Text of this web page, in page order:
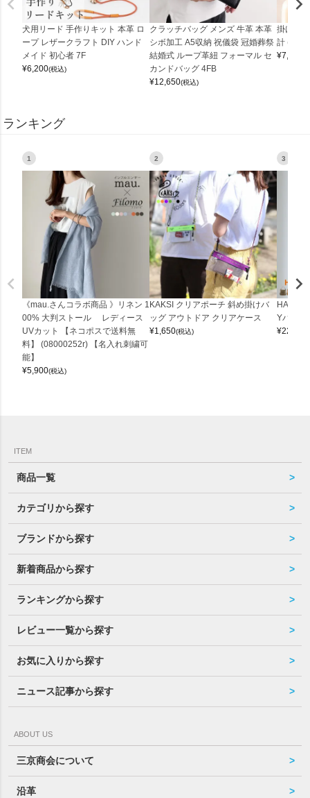
犬用リード 手作りキット 本革 ロ
ープ レザークラフト DIY ハンド
メイド 初心者 7F
¥6,200(税込)
クラッチバッグ メンズ 牛革 本革
シボ加工 A5収納 祝儀袋 冠婚葬祭
結婚式 ループ革紐 フォーマル セ
カンドバッグ 4FB
¥12,650(税込)
掛け時
計
¥7,150
ランキング
1
《mau.さんコラボ商品 》リネン 1
00% 大判ストール レディース
UVカット 【ネコポスで送料無
料】 (08000252r) 【名入れ刺繍可
能】
¥5,900(税込)
2
KAKSI クリアポーチ 斜め掛けバ
ッグ アウトドア クリアケース
¥1,650(税込)
3
Yバッグ
¥22,000
ITEM
商品一覧
カテゴリから探す
ブランドから探す
新着商品から探す
ランキングから探す
レビュー一覧から探す
お気に入りから探す
ニュース記事から探す
ABOUT US
三京商会について
沿革